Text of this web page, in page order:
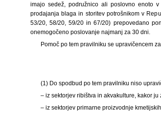
imajo sedež, podružnico ali poslovno enoto
prodajanja blaga in storitev potrošnikom v
53/20, 58/20, 59/20 in 67/20) prepovedano
onemogočeno poslovanje najmanj za 30 dni.
Pomoč po tem pravilniku se upravičencem
(1) Do spodbud po tem pravilniku niso
– iz sektorjev ribištva in akvakulture, kakor
– iz sektorjev primarne proizvodnje